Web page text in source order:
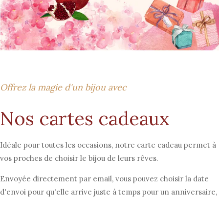
Offrez la magie d'un bijou avec
Nos cartes cadeaux
Idéale pour toutes les occasions, notre carte cadeau permet à
vos proches de choisir le bijou de leurs rêves.
Envoyée directement par email, vous pouvez choisir la date
d'envoi pour qu'elle arrive juste à temps pour un anniversaire,